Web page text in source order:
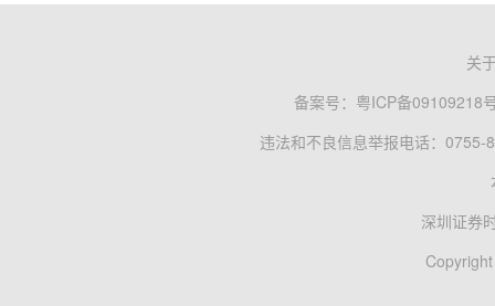
关
备案号： 粤ICP备09109218
违法和不良信息举报电话：0755-
深圳证券